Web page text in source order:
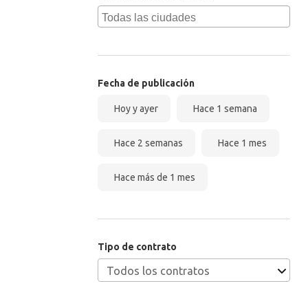
Fecha de publicación
Hoy y ayer Hace 1 semana
Hace 2 semanas Hace 1 mes
Hace más de 1 mes
Tipo de contrato